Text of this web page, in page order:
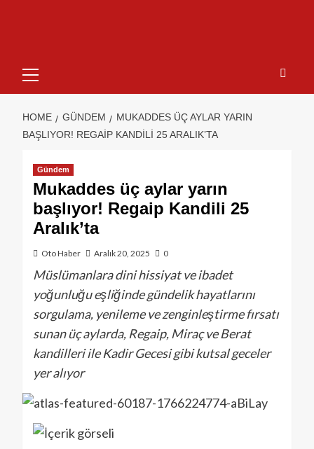
HOME GÜNDEM
MUKADDES ÜÇ AYLAR YARIN
BAŞLIYOR! REGAIP KANDILI 25 ARALIK’TA
Gündem
Mukaddes üç aylar yarın
başlıyor! Regaip Kandili 25
Aralık’ta
Oto Haber Aralık 20, 2025 0
Müslümanlara dini hissiyat ve ibadet
yoğunluğu eşliğinde gündelik hayatlarını
sorgulama, yenileme ve zenginleştirme fırsatı
sunan üç aylarda, Regaip, Miraç ve Berat
kandilleri ile Kadir Gecesi gibi kutsal geceler
yer alıyor